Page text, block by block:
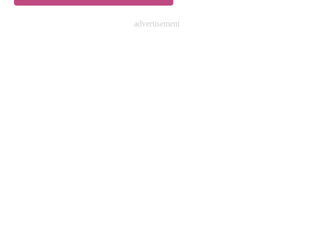
進化するPCとデバイスの未来
advertisement